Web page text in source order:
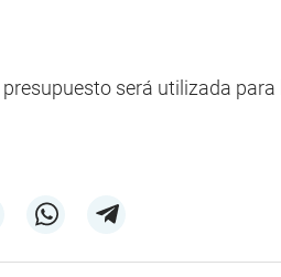
será utilizada